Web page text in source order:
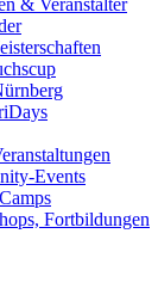
& Veranstalter
Events
Fortbildungen